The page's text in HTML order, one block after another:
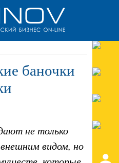
баночки
не только
видом, но